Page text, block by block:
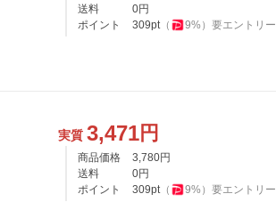
送料
0円
ポイント
309pt（ 9%） 要エントリー
実質 3,471円
商品価格 3,780円
送料
0円
ポイント
309pt（ 9%） 要エントリー